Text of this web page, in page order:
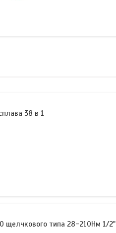
38 в 1
щелчкового типа 28-210Нм 1/2"